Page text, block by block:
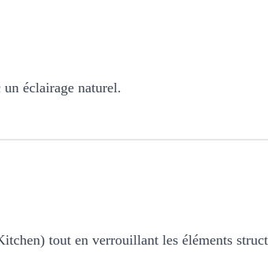
éclairage naturel.
tout en verrouillant les éléments